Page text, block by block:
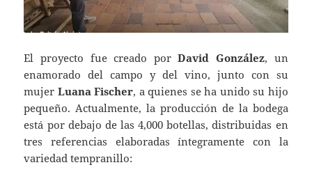
El proyecto fue creado porDavid González, un
enamorado del campo y del vino, junto con su
mujer Luana Fischer, a quienes se ha unido su hijo
pequeño. Actualmente, la producción de la bodega
está por debajo de las 4,000 botellas, distribuidas en
tres referencias elaboradas íntegramente con la
variedad tempranillo: